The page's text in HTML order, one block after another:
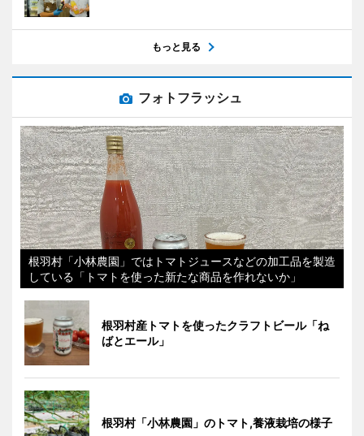
もっと見る
フォトフラッシュ
根羽村「小林農園」ではトマトジュースなどの加工品を製造
している「トマトを使った新たな商品を作れないか」
根羽村産トマトを使ったクラフトビール「ね
ばとエール」
根羽村「小林農園」のトマト,養液栽培の様子